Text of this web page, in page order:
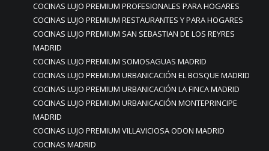
COCINAS LUJO PREMIUM PROFESIONALES PARA HOGARES
COCINAS LUJO PREMIUM RESTAURANTES Y PARA HOGARES
COCINAS LUJO PREMIUM SAN SEBASTIAN DE LOS REYRES
MADRID
COCINAS LUJO PREMIUM SOMOSAGUAS MADRID
COCINAS LUJO PREMIUM URBANICACIÓN EL BOSQUE MADRID
COCINAS LUJO PREMIUM URBANICACIÓN LA FINCA MADRID
COCINAS LUJO PREMIUM URBANICACIÓN MONTEPRINCIPE
MADRID
COCINAS LUJO PREMIUM VILLAVICIOSA ODON MADRID
COCINAS MADRID